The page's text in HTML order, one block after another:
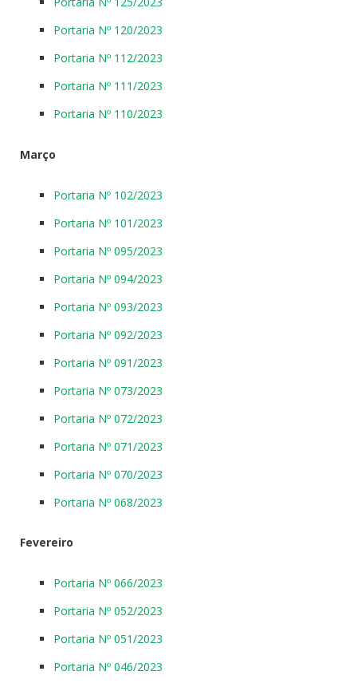
Portaria Nº 120/2023
Portaria Nº 112/2023
Portaria Nº 111/2023
Portaria Nº 110/2023
Março
Portaria Nº 102/2023
Portaria Nº 101/2023
Portaria Nº 095/2023
Portaria Nº 094/2023
Portaria Nº 093/2023
Portaria Nº 092/2023
Portaria Nº 091/2023
Portaria Nº 073/2023
Portaria Nº 072/2023
Portaria Nº 071/2023
Portaria Nº 070/2023
Portaria Nº 068/2023
Fevereiro
Portaria Nº 066/2023
Portaria Nº 052/2023
Portaria Nº 051/2023
Portaria Nº 046/2023